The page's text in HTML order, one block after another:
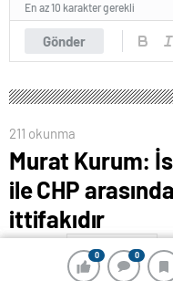
0 0
Gönder
En az 10 karakter gerekli
211 okunma
Murat Kurum:
ile CHP
ittifakıdır
News
0 0